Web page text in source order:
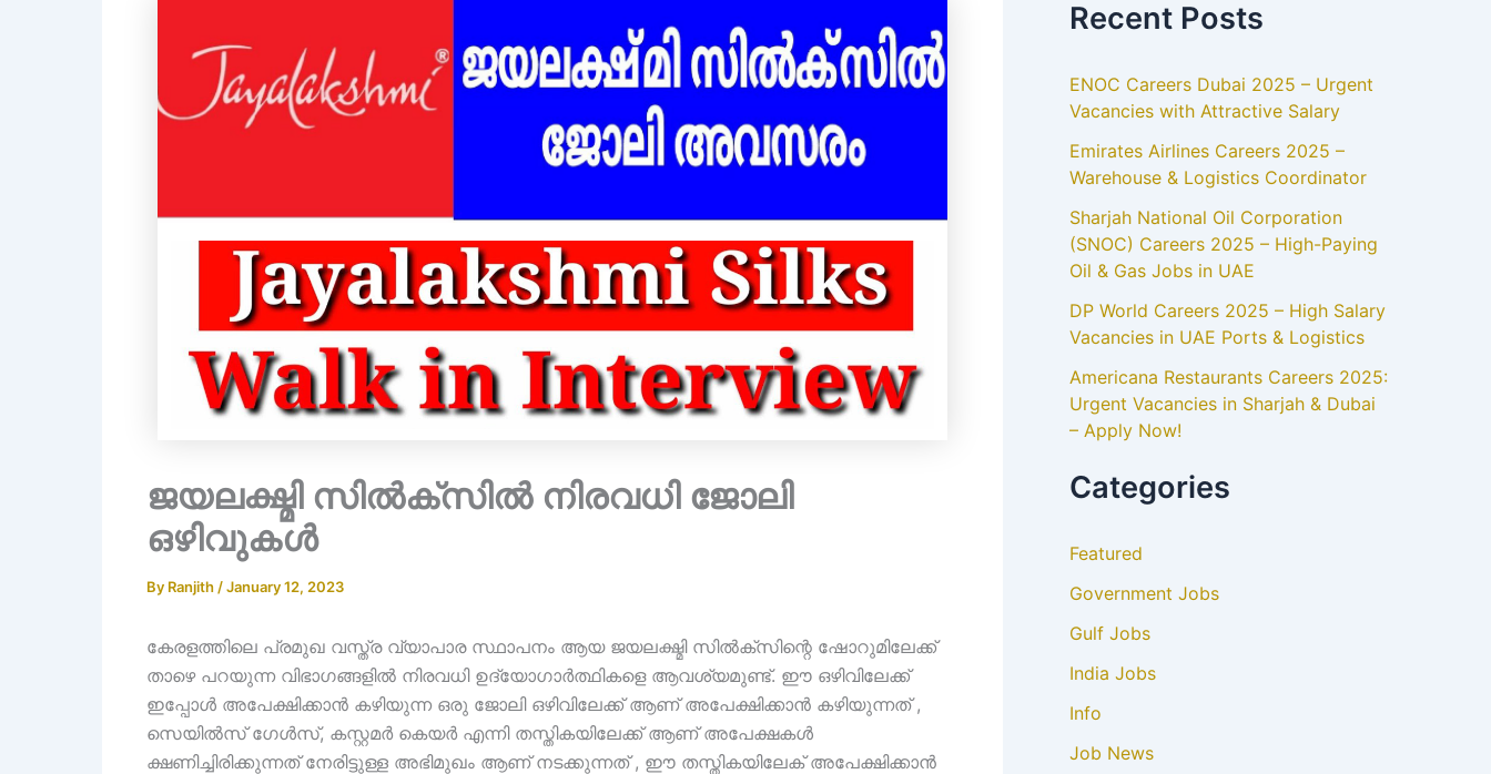
ജയലക്ഷ്മി സിൽക്സിൽ നിരവധി ജോലി
ഒഴിവുകൾ
By Ranjith /January 12, 2023
കേരളത്തിലെ പ്രമുഖ വസ്ത്ര വ്യാപാര സ്ഥാപനം ആയ ജയലക്ഷ്മി സിൽക്സിന്റെ ഷോറുമിലേക്ക്
താഴെ പറയുന്ന വിഭാഗങ്ങളിൽ നിരവധി ഉദ്യോഗാർത്ഥികളെ ആവശ്യമുണ്ട്. ഈ ഒഴിവിലേക്ക്
ഇപ്പോൾ അപേക്ഷിക്കാൻ കഴിയുന്ന ഒരു ജോലി ഒഴിവിലേക്ക് ആണ് അപേക്ഷിക്കാൻ കഴിയുന്നത് ,
സെയിൽസ് ഗേൾസ്, കസ്റ്റമർ കെയർ എന്നി തസ്തികയിലേക്ക് ആണ് അപേക്ഷകൾ
ക്ഷണിച്ചിരിക്കുന്നത് നേരിട്ടുള്ള അഭിമുഖം ആണ് നടക്കുന്നത് , ഈ തസ്തികയിലേക് അപേക്ഷിക്കാൻ
Recent Posts
ENOC Careers Dubai 2025 – Urgent
Vacancies with Attractive Salary
Emirates Airlines Careers 2025 –
Warehouse & Logistics Coordinator
Sharjah National Oil Corporation
(SNOC) Careers 2025 – High-Paying
Oil & Gas Jobs in UAE
DP World Careers 2025 – High Salary
Vacancies in UAE Ports & Logistics
Americana Restaurants Careers 2025:
Urgent Vacancies in Sharjah & Dubai
– Apply Now!
Categories
Featured
Government Jobs
Gulf Jobs
India Jobs
Info
Job News